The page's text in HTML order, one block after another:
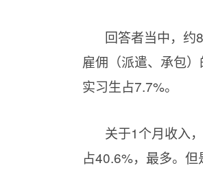
回答者当中，约
雇佣（派遣、承包
实习生占7.7%。
关于1个月收入
占40.6%，最多。